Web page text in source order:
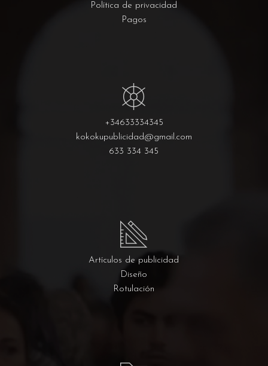
Política de privacidad
Pagos
+34633334345
kokokupublicidad@gmail.com
633 334 345
Artículos de publicidad
Diseño
Rotulación